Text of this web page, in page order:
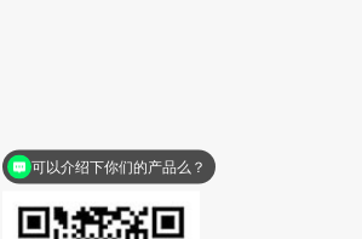
可以介绍下你们的产品么？